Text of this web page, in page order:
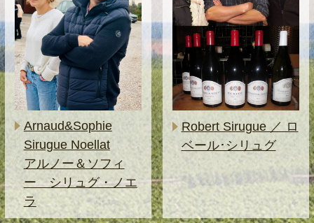
Arnaud&Sophie
Sirugue Noellat
アルノー＆ソフィ
ー シリュグ・ノエ
ラ
Robert Sirugue ／ ロ
ベール･シリュグ